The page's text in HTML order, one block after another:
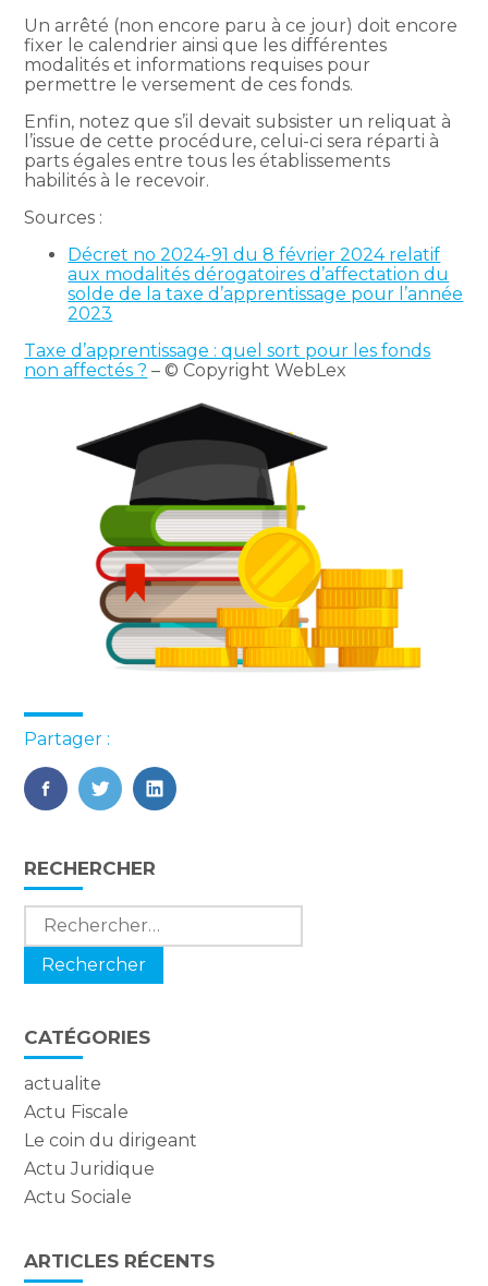
Un arrêté (non encore paru à ce jour) doit encore
fixer le calendrier ainsi que les différentes
modalités et informations requises pour
permettre le versement de ces fonds.
Enfin, notez que s’il devait subsister un reliquat à
l’issue de cette procédure, celui-ci sera réparti à
parts égales entre tous les établissements
habilités à le recevoir.
Sources :
Décret no 2024-91 du 8 février 2024 relatif
aux modalités dérogatoires d’affectation du
solde de la taxe d’apprentissage pour l’année
2023
Taxe d’apprentissage : quel sort pour les fonds
non affectés ? – © Copyright WebLex
Partager :
FaceBook
TwitterLinkedIn
Blog
sidebar
RECHERCHER
Rechercher :
CATÉGORIES
actualite
Actu Fiscale
Le coin du dirigeant
Actu Juridique
Actu Sociale
ARTICLES RÉCENTS